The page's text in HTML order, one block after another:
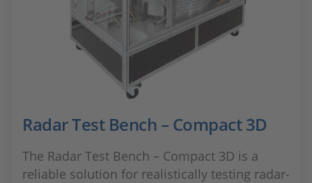
Radar Test Bench – Compact 3D
The Radar Test Bench – Compact 3D is a
reliable solution for realistically testing radar-